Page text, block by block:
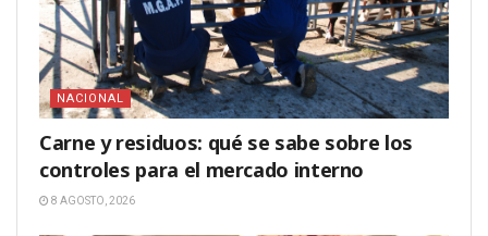
NACIONAL
Carne y residuos: qué se sabe sobre los
controles para el mercado interno
8 AGOSTO, 2026